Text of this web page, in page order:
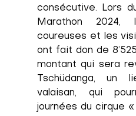
consécutive. Lors
Marathon
coureuses et les
ont fait don de
montant qui sera
Tschüdanga, un
valaisan, qui
journées du cirque «